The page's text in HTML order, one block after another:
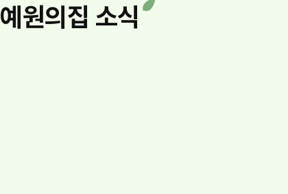
예원의집 소식